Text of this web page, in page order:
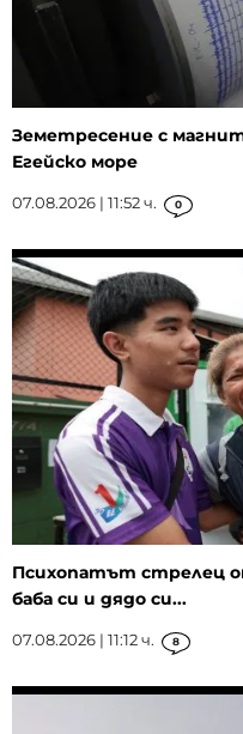
Земетресение с
Егейско море
07.08.2026 | 11:52 ч. 0
Психопатът стрелец
баба си и дядо си...
07.08.2026 | 11:12 ч. 8